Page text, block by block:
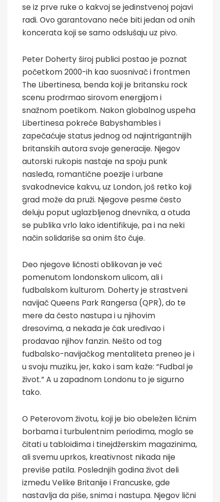
se iz prve ruke o kakvoj se jedinstvenoj pojavi
radi. Ovo garantovano neće biti jedan od onih
koncerata koji se samo odslušaju uz pivo.
Peter Doherty široj publici postao je poznat
početkom 2000-ih kao suosnivač i frontmen
The Libertinesa, benda koji je britansku rock
scenu prodrmao sirovom energijom i
snažnom poetikom. Nakon globalnog uspeha
Libertinesa pokreće Babyshambles i
zapečaćuje status jednog od najintrigantnijih
britanskih autora svoje generacije. Njegov
autorski rukopis nastaje na spoju punk
nasleđa, romantične poezije i urbane
svakodnevice kakvu, uz London, još retko koji
grad može da pruži. Njegove pesme često
deluju poput uglazbljenog dnevnika, a otuda
se publika vrlo lako identifikuje, pa i na neki
način solidariše sa onim što čuje.
Deo njegove ličnosti oblikovan je već
pomenutom londonskom ulicom, ali i
fudbalskom kulturom. Doherty je strastveni
navijač Queens Park Rangersa (QPR), do te
mere da često nastupa i u njihovim
dresovima, a nekada je čak uređivao i
prodavao njihov fanzin. Nešto od tog
fudbalsko-navijačkog mentaliteta preneo je i
u svoju muziku, jer, kako i sam kaže: “Fudbal je
život.” A u zapadnom Londonu to je sigurno
tako.
O Peterovom životu, koji je bio obeležen ličnim
borbama i turbulentnim periodima, moglo se
čitati u tabloidima i tinejdžerskim magazinima,
ali svemu uprkos, kreativnost nikada nije
previše patila. Poslednjih godina život deli
između Velike Britanije i Francuske, gde
nastavlja da piše, snima i nastupa. Njegov lični